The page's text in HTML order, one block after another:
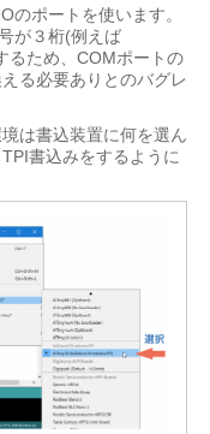
のポートを使います。
が３桁(例えば
るため、COMポートの
る必要ありとのバグレ
は書込装置に何を選ん
書込みをするように